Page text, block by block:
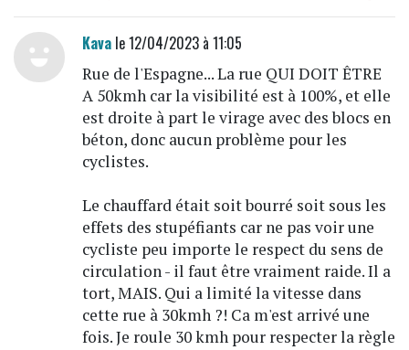
Kavale 12/04/2023 à 11:05
Rue de l'Espagne... La rue QUI DOIT ÊTRE
A 50kmh car la visibilité est à 100%, et elle
est droite à part le virage avec des blocs en
béton, donc aucun problème pour les
cyclistes.
Le chauffard était soit bourré soit sous les
effets des stupéfiants car ne pas voir une
cycliste peu importe le respect du sens de
circulation - il faut être vraiment raide. Il a
tort, MAIS. Qui a limité la vitesse dans
cette rue à 30kmh ?! Ca m'est arrivé une
fois. Je roule 30 kmh pour respecter la règle